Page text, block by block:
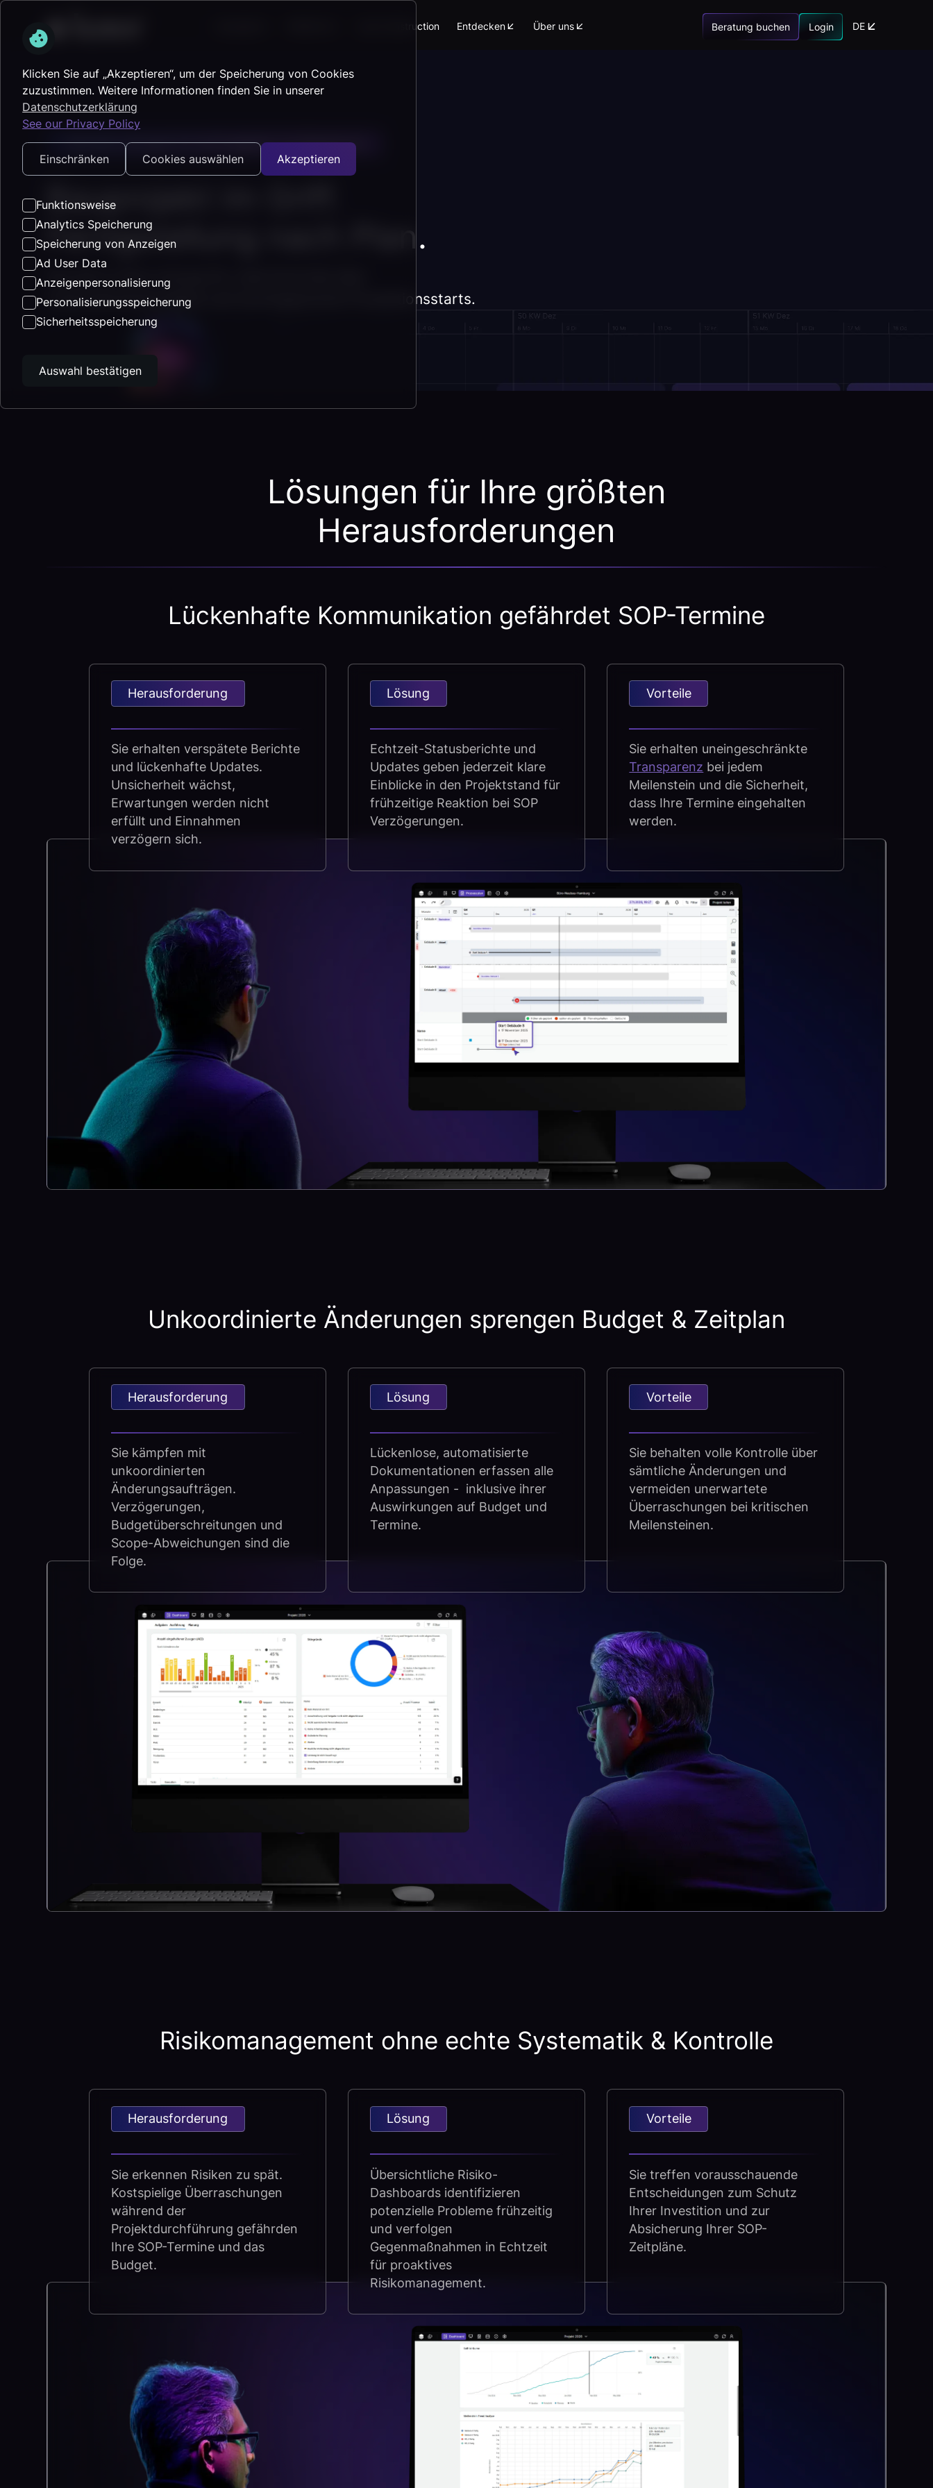
Klicken Sie auf „Akzeptieren“, um der Speicherung von Cookies
zuzustimmen. Weitere Informationen finden Sie in unserer
Datenschutzerklärung
See our Privacy Policy
Einschränken Cookies auswählen Akzeptieren
Funktionsweise
Analytics Speicherung
Speicherung von Anzeigen
Ad User Data
Anzeigenpersonalisierung
Personalisierungsspeicherung
Sicherheitsspeicherung
Auswahl bestätigen
Lean Construction Entdecken Über uns Beratung buchen Login DE
Zentrale Lösungen für Auftraggeber und Bauherren
Bauprojekt im Griff.
Fertigstellung nach Plan.
Ihre All-in-One-Lösung für volle Kontrolle über
Unternehmensprojekte und termingerechte Produktionsstarts.
Lösungen für Ihre größten
Herausforderungen
Lückenhafte Kommunikation gefährdet SOP-Termine
Herausforderung
Sie erhalten verspätete Berichte
und lückenhafte Updates.
Unsicherheit wächst,
Erwartungen werden nicht
erfüllt und Einnahmen
verzögern sich.
Lösung
Echtzeit-Statusberichte und
Updates geben jederzeit klare
Einblicke in den Projektstand für
frühzeitige Reaktion bei SOP
Verzögerungen.
Vorteile
Sie erhalten uneingeschränkte
Transparenz bei jedem
Meilenstein und die Sicherheit,
dass Ihre Termine eingehalten
werden.
Unkoordinierte Änderungen sprengen Budget & Zeitplan
Herausforderung
Sie kämpfen mit
unkoordinierten
Änderungsaufträgen.
Verzögerungen,
Budgetüberschreitungen und
Scope-Abweichungen sind die
Folge.
Lösung
Lückenlose, automatisierte
Dokumentationen erfassen alle
Anpassungen - inklusive ihrer
Auswirkungen auf Budget und
Termine.
Vorteile
Sie behalten volle Kontrolle über
sämtliche Änderungen und
vermeiden unerwartete
Überraschungen bei kritischen
Meilensteinen.
Risikomanagement ohne echte Systematik & Kontrolle
Herausforderung
Sie erkennen Risiken zu spät.
Kostspielige Überraschungen
während der
Projektdurchführung gefährden
Ihre SOP-Termine und das
Budget.
Lösung
Übersichtliche Risiko-
Dashboards identifizieren
potenzielle Probleme frühzeitig
und verfolgen
Gegenmaßnahmen in Echtzeit
für proaktives
Risikomanagement.
Vorteile
Sie treffen vorausschauende
Entscheidungen zum Schutz
Ihrer Investition und zur
Absicherung Ihrer SOP-
Zeitpläne.